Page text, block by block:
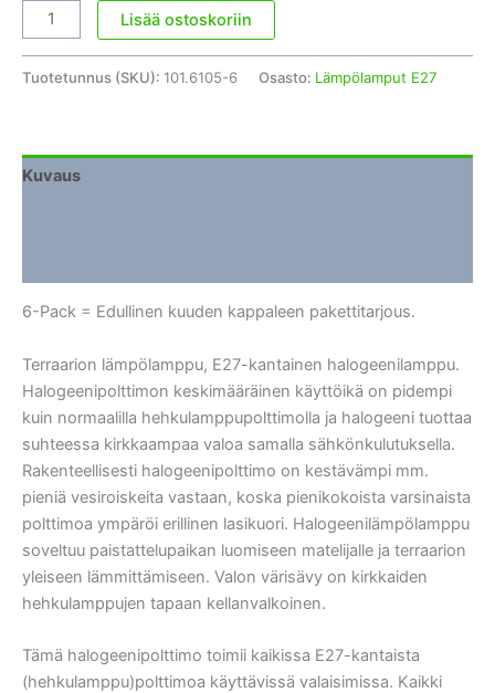
Terraariolamppu
Halogen
6-
Lisää ostoskoriin
Tuotetunnus (SKU): 101.6105-6 Osasto: Lämpölamput E27
Kuvaus
6-Pack = Edullinen kuuden kappaleen pakettitarjous.
Terraarion lämpölamppu, E27-kantainen halogeenilamppu.
Halogeenipolttimon keskimääräinen käyttöikä on pidempi
kuin normaalilla hehkulamppupolttimolla ja halogeeni tuottaa
suhteessa kirkkaampaa valoa samalla sähkönkulutuksella.
Rakenteellisesti halogeenipolttimo on kestävämpi mm.
pieniä vesiroiskeita vastaan, koska pienikokoista varsinaista
polttimoa ympäröi erillinen lasikuori. Halogeenilämpölamppu
soveltuu paistattelupaikan luomiseen matelijalle ja terraarion
yleiseen lämmittämiseen. Valon värisävy on kirkkaiden
hehkulamppujen tapaan kellanvalkoinen.
Tämä halogeenipolttimo toimii kaikissa E27-kantaista
(hehkulamppu)polttimoa käyttävissä valaisimissa. Kaikki